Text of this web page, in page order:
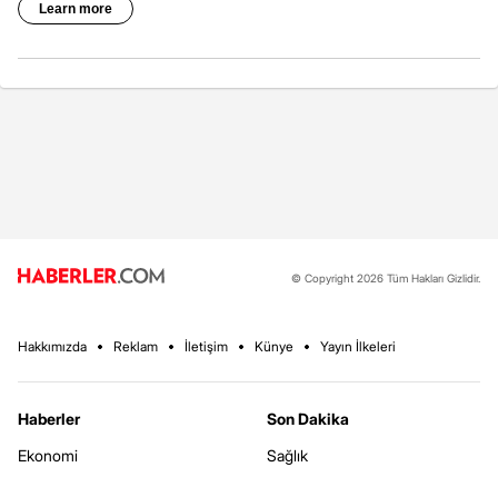
© Copyright 2026 Tüm Hakları Gizlidir.
Hakkımızda Reklam İletişim Künye Yayın İlkeleri
Haberler
Ekonomi
Son Dakika
Sağlık